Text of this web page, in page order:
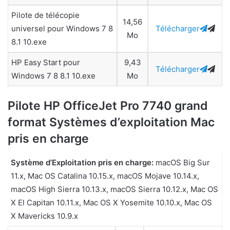
Pilote de télécopie
universel pour Windows 7 8
8.1 10.exe
14,56
Mo
Télécharger
HP Easy Start pour
Windows 7 8 8.1 10.exe
9,43
Mo
Télécharger
Pilote HP OfficeJet Pro 7740 grand
format Systèmes d’exploitation Mac
pris en charge
Système d’Exploitation pris en charge: macOS Big Sur
11.x, Mac OS Catalina 10.15.x, macOS Mojave 10.14.x,
macOS High Sierra 10.13.x, macOS Sierra 10.12.x, Mac OS
X El Capitan 10.11.x, Mac OS X Yosemite 10.10.x, Mac OS
X Mavericks 10.9.x